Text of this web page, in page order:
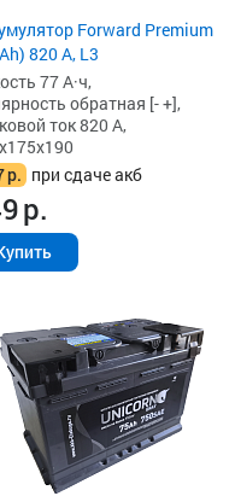
Forward Premium
820 А, L3
77 А·ч,
обратная [- +],
ток 820 А,
р. при сдаче акб
р.